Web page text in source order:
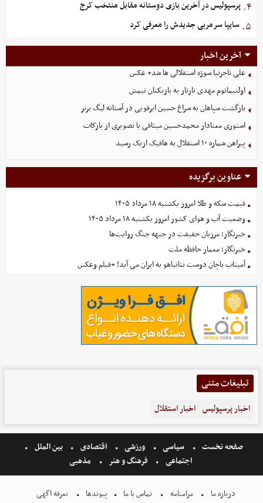
۴. پرسپولیس در آخرین بازی دوستانه مقابل منتخب کرج
۵. سایپا سرمربی جدیدش را معرفی کرد
آخرین اخبار
علی تاجرنیا سوژه استقلالی‌ ها شد+ عکس
اولتیماتوم مهدی تارتار به بازیکنان تیمش
بازگشت سپاهان به سراغ حسین ابرقویی در آستانه لیگ برتر
استوری معنادار محمدحسین میثاقی با تصویری از بازکات
پیراهن شماره ۱۰ استقلال به هافبک ازبک رسید
عناوین برگزیده
قیمت سکه و طلا امروز یکشنبه ۱۸ مرداد ۱۴۰۵
وضعیت آب و هوای کشور امروز یکشنبه ۱۸ مرداد ۱۴۰۵
خبرنگار؛ مرزبان حقیقت در جبهه جنگ روایت‌ها
خبرنگار؛ معمار حافظه ملت
آمیتاب باچان دوست نتانیاهو به ایران می آید! +فیلم وعکس
تبلیغات متنی
اخبار پرسپولیس اخبار استقلال
صفحه نخست سیاسی ورزشی اقتصادی
بین الملل
اجتماعی
فرهنگ و هنر مذهبی
درباره ما مرامنامه تماس با ما پیوندها تعرفه اگهی